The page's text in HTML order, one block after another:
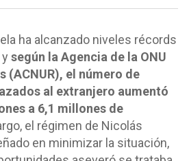
ha alcanzado niveles récords
según la Agencia de la ONU
(ACNUR), el número de
al extranjero aumentó
a 6,1 millones de
el régimen de Nicolás
en minimizar la situación,